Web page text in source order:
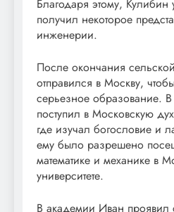
Благодаря этому,
получил некоторое
инженерии.
После окончания
отправился в Москву,
серьезное образование.
поступил в Московскую
где изучал богословие и
ему было разрешено
математике и механике в
университете.
В академии Иван проявил